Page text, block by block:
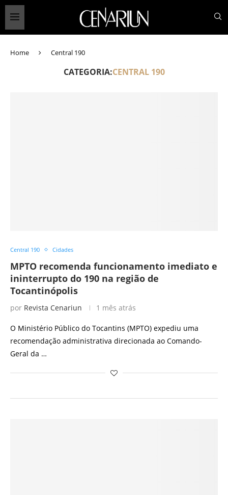
Home Central 190
CATEGORIA:CENTRAL 190
Central 190 Cidades
MPTO recomenda funcionamento imediato e
ininterrupto do 190 na região de
Tocantinópolis
por Revista Cenariun 1 mês atrás
O Ministério Público do Tocantins (MPTO) expediu uma
recomendação administrativa direcionada ao Comando-
Geral da …